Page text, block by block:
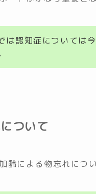
は認知症については
ついて
齢による物忘れにつ